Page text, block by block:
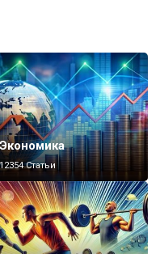
Экономика
12354 Статьи